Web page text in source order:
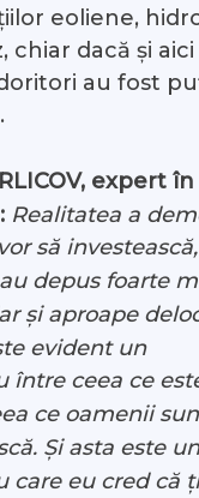
eoliene,
chiar dacă și
au fost
expert în
Realitatea a
să investească,
depus foarte
și aproape
evident un
între ceea ce
ce oamenii
Și asta este
care eu cred că